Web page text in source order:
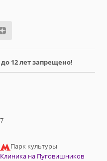
12 лет запрещено!
Парк культуры
Клиника на Пуговишников